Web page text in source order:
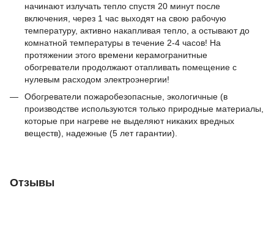
начинают излучать тепло спустя 20 минут после
включения, через 1 час выходят на свою рабочую
температуру, активно накапливая тепло, а остывают до
комнатной температуры в течение 2-4 часов! На
протяжении этого времени керамогранитные
обогреватели продолжают отапливать помещение с
нулевым расходом электроэнергии!
Обогреватели пожаробезопасные, экологичные (в
производстве используются только природные материалы,
которые при нагреве не выделяют никаких вредных
веществ), надежные (5 лет гарантии).
Отзывы